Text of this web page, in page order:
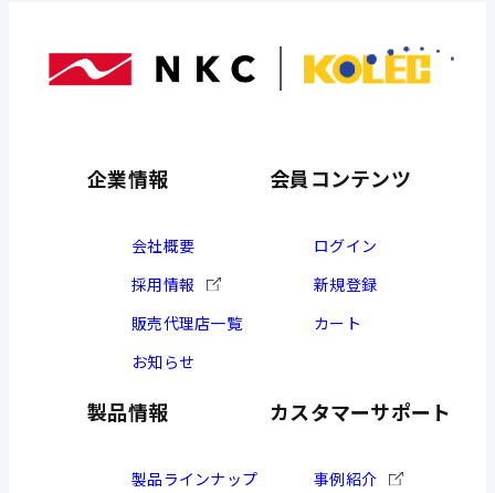
企業情報
会社概要
採用情報
販売代理店一覧
お知らせ
製品情報
製品ラインナップ
会員コンテンツ
ログイン
新規登録
カート
カスタマーサポート
事例紹介